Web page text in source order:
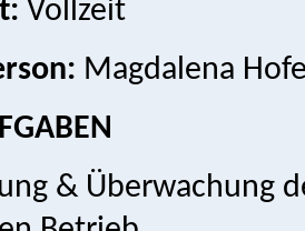
Vollzeit
Magdalena
& Überwachung